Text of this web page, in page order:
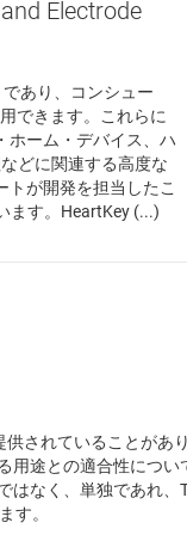
Electrode
あり、コンシュー
できます。これらに
ホーム・デバイス、ハ
どに関連する高度な
が開発を担当したこ
ます。HeartKey (...)
されていることがあ
用途との適合性につ
なく、単独であれ、
す。